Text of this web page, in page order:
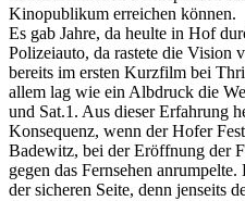
Kinopublikum erreichen können.
Es gab Jahre, da heulte in Hof
Polizeiauto, da rastete die Vision
bereits im ersten Kurzfilm bei
allem lag wie ein Albdruck die
und Sat.1. Aus dieser Erfahrung
Konsequenz, wenn der Hofer
Badewitz, bei der Eröffnung der
gegen das Fernsehen
der sicheren Seite, denn jenseits